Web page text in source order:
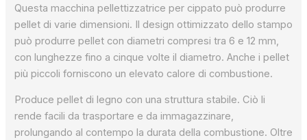
Questa macchina pellettizzatrice per cippato può produrre
pellet di varie dimensioni. Il design ottimizzato dello stampo
può produrre pellet con diametri compresi tra 6 e 12 mm,
con lunghezze fino a cinque volte il diametro. Anche i pellet
più piccoli forniscono un elevato calore di combustione.
Produce pellet di legno con una struttura stabile. Ciò li
rende facili da trasportare e da immagazzinare,
prolungando al contempo la durata della combustione. Oltre